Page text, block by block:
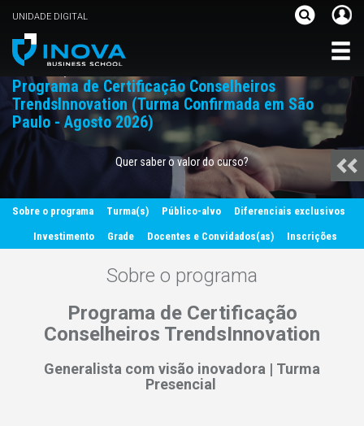
UNIDADE DIGITAL
Programa de Certificação Conselheiros
TrendsInnovation (Turma Confirmada em São
Paulo - Agosto 2026)
Quer saber o valor do curso?
Sobre o programa Turma(s) Público-alvo Diferenciais exclusivos
Investimento Grade Docentes e Convidados(as) Inscrições
Sobre o programa
Programa de Certificação
Conselheiros TrendsInnovation
Generalista com visão inovadora | Turma
Presencial